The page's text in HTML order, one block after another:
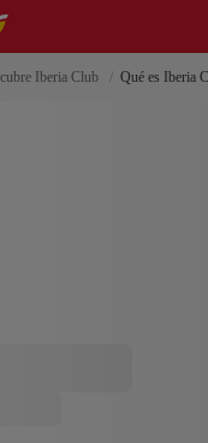
Iberia Club Qué es Iberia